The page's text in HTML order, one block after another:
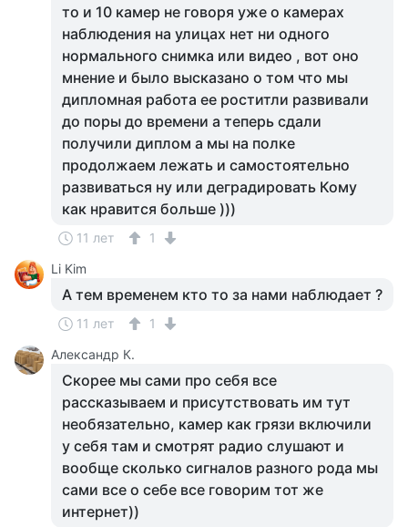
то и 10 камер не говоря уже о камерах
наблюдения на улицах нет ни одного
нормального снимка или видео , вот оно
мнение и было высказано о том что мы
дипломная работа ее роститли развивали
до поры до времени а теперь сдали
получили диплом а мы на полке
продолжаем лежать и самостоятельно
развиваться ну или деградировать Кому
как нравится больше )))
11 лет
1
Li Kim
А тем временем кто то за нами наблюдает ?
11 лет
1
Александр К.
Скорее мы сами про себя все
рассказываем и присутствовать им тут
необязательно, камер как грязи включили
у себя там и смотрят радио слушают и
вообще сколько сигналов разного рода мы
сами все о себе все говорим тот же
интернет))